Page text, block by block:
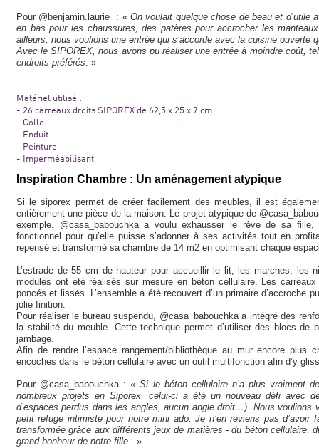
Pour @benjamin.laurie : « On voulait quelque chose de beau et d’utile
en bas pour les chaussures, des patères pour accrocher les
ailleurs, nous voulions une entrée qui s’accorde avec la cuisine ouverte
Avec le SIPOREX, nous avons pu réaliser une entrée à moindre coût,
endroits préférés. »
Matériel utilisé :
- 26 carreaux droits SIPOREX de 62,5 x 25 x 7 cm
- Colle
- Enduit
- Peinture
- Imperméabilisant
Inspiration Chambre : Un aménagement atypique
Si le siporex permet de créer facilement des meubles, il est
entièrement une pièce de la maison. Le projet atypique de
exemple. @casa_babouchka a voulu exhausser le rêve de sa
fonctionnel pour qu’elle puisse s’adonner à ses activités tout en
repensé et transformé sa chambre de 14 m2 en optimisant chaque
L’estrade de 55 cm de hauteur pour accueillir le lit, les marches,
modules ont été réalisés sur mesure en béton cellulaire. Les
poncés et lissés. L’ensemble a été recouvert d’un primaire d’accroche
jolie finition.
Pour réaliser le bureau suspendu, @casa_babouchka a intégré des
la stabilité du meuble. Cette technique permet d’utiliser des blocs de
jambage.
Afin de rendre l’espace rangement/bibliothèque au mur encore plus
encoches dans le béton cellulaire avec un outil multifonction afin d’y
Pour @casa_babouchka : «Si le béton cellulaire n’a plus vraiment
nombreux projets en Siporex, celui-ci a été un nouveau défi avec
d’espaces perdus dans les angles, aucun angle droit…). Nous voulions
petit refuge intimiste pour notre mini ado. Je n’en reviens pas
transformée grâce aux différents jeux de matières - du béton cellulaire,
grand bonheur de notre fille.
»